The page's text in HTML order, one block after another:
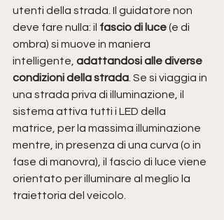
utenti della strada. Il guidatore non
deve fare nulla: il fascio di luce (e di
ombra) si muove in maniera
intelligente, adattandosi alle diverse
condizioni della strada . Se si viaggia in
una strada priva di illuminazione, il
sistema attiva tutti i LED della
matrice, per la massima illuminazione
mentre, in presenza di una curva (o in
fase di manovra), il fascio di luce viene
orientato per illuminare al meglio la
traiettoria del veicolo.